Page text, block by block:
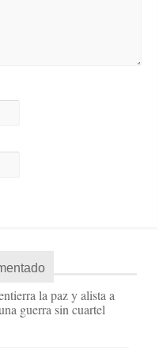
la paz y alista a
guerra sin cuartel